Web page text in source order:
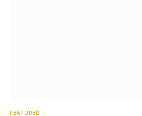
FEATURED